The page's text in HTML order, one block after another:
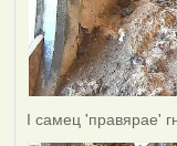
І самец 'правярае'